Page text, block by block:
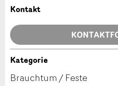
Ihr Feedback wird sehr
Allgemeines Feedback
Anzeige nicht mehr
Anzeige unvollständig
Empfehlen Sie diese
Kontakt
Kontakt
Kategorie
Brauchtum / Feste